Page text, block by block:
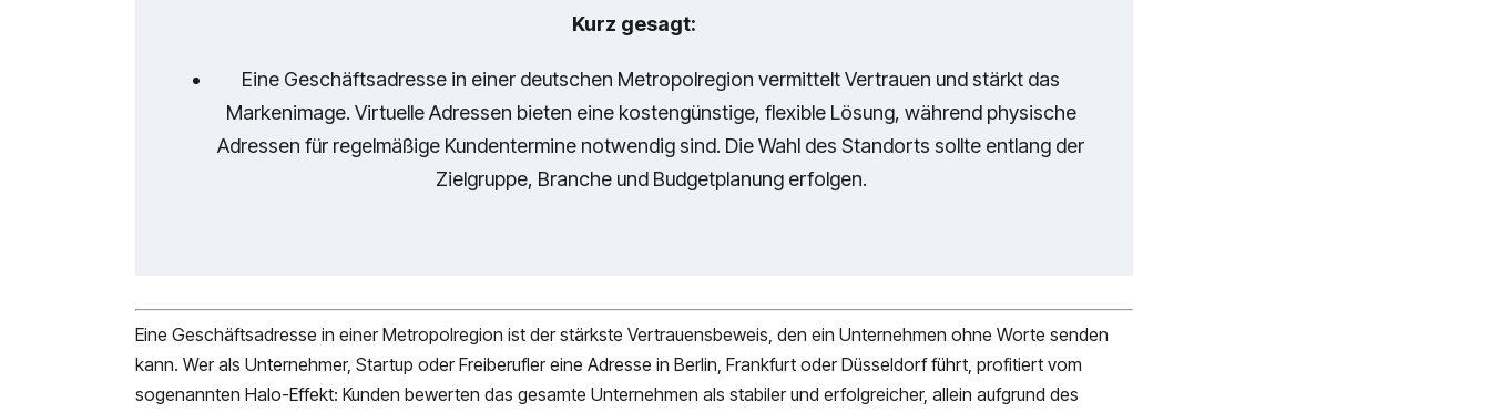
Kurz gesagt:
Eine Geschäftsadresse in einer deutschen Metropolregion vermittelt Vertrauen und stärkt das
Markenimage. Virtuelle Adressen bieten eine kostengünstige, flexible Lösung, während physische
Adressen für regelmäßige Kundentermine notwendig sind. Die Wahl des Standorts sollte entlang der
Zielgruppe, Branche und Budgetplanung erfolgen.
Eine Geschäftsadresse in einer Metropolregion ist der stärkste Vertrauensbeweis, den ein Unternehmen ohne Worte senden
kann. Wer als Unternehmer, Startup oder Freiberufler eine Adresse in Berlin, Frankfurt oder Düsseldorf führt, profitiert vom
sogenannten Halo-Effekt: Kunden bewerten das gesamte Unternehmen als stabiler und erfolgreicher, allein aufgrund des